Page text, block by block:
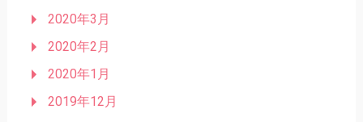
2020年3月
2020年2月
2020年1月
2019年12月